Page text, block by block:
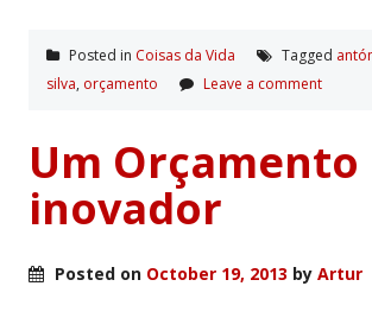
Posted in Coisas da Vida Tagged
silva, orçamento Leave a comment
Um Orçamento
inovador
Posted on October 19, 2013 by Artur